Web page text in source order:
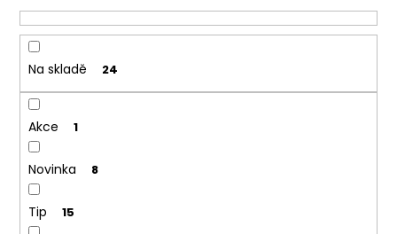
u
k
ů
Na skladě 24
Akce 1
Novinka 8
Tip 15
r
u
u
j
m